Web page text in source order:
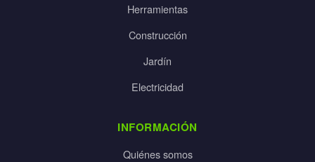
Herramientas
Construcción
Jardín
Electricidad
INFORMACIÓN
Quiénes somos